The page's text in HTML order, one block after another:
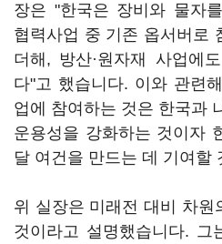
장은 "한국은 장비와 물자
협력사업 중 기존 옵서버로
더해, 방산·원자재 사업에
다"고 했습니다. 이와 관련
업에 참여하는 것은 한국과
운용성을 강화하는 것이자
달 여건을 만드는 데 기여할
위 실장은 미래전 대비 차원
것이라고 설명했습니다.